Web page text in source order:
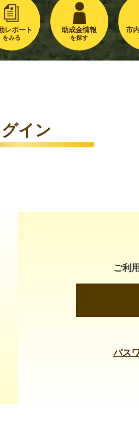
レポート
をみる
助成金情報
を探す
市
グイン
ご利
パス